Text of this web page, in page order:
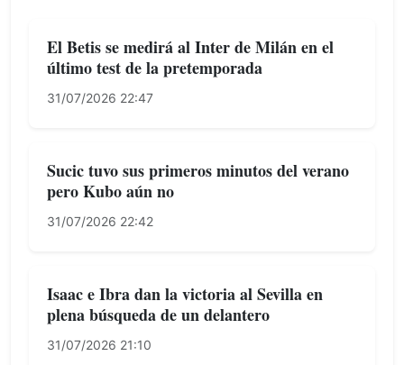
El Betis se medirá al Inter de Milán en el
último test de la pretemporada
31/07/2026 22:47
Sucic tuvo sus primeros minutos del verano
pero Kubo aún no
31/07/2026 22:42
Isaac e Ibra dan la victoria al Sevilla en
plena búsqueda de un delantero
31/07/2026 21:10